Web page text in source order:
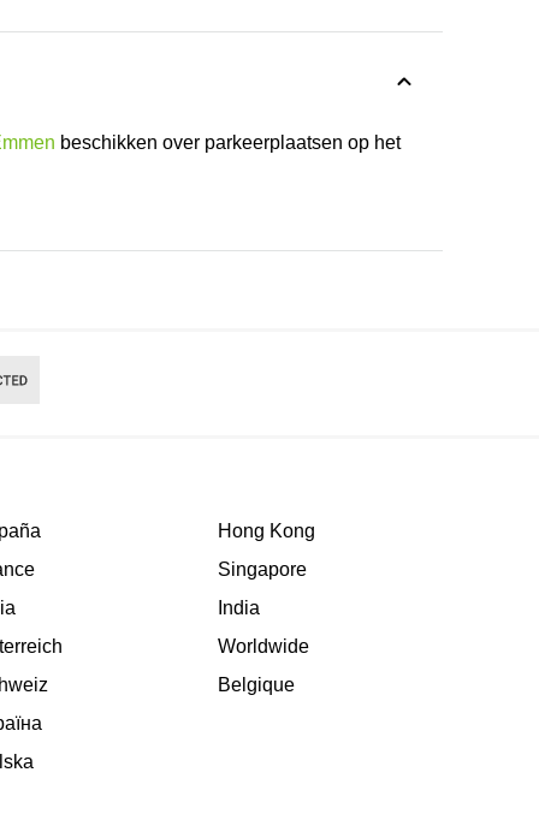
beschikken over parkeerplaatsen op het
Hong Kong
Singapore
India
Worldwide
Belgique